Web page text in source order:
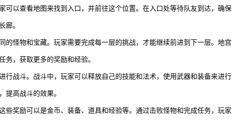
可以查看地图来找到入口，并前往这个位置。在入口处等待队友到达，确保
廊。
的怪物和宝藏。玩家需要完成每一层的挑战，才能继续前进到下一层。地宫
务，获取更多的奖励和经验。
行战斗。战斗中，玩家可以释放自己的技能和法术，使用武器和装备来进行
提高战斗的效果。
些奖励可以是金币、装备、道具和经验等。通过击败怪物和完成任务，玩家